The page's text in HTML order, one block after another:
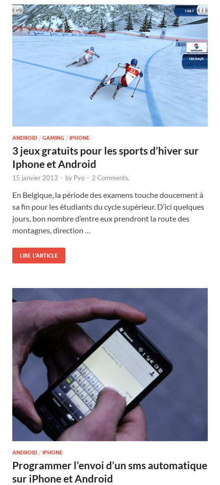
ANDROID / GAMING / IPHONE
3 jeux gratuits pour les sports d’hiver sur
Iphone et Android
15 janvier 2013 - by Pyo - 2 Comments.
En Belgique, la période des examens touche doucement à
sa fin pour les étudiants du cycle supérieur. D’ici quelques
jours, bon nombre d’entre eux prendront la route des
montagnes, direction …
LIRE L'ARTICLE
ANDROID / IPHONE
Programmer l’envoi d’un sms automatique
sur iPhone et Android